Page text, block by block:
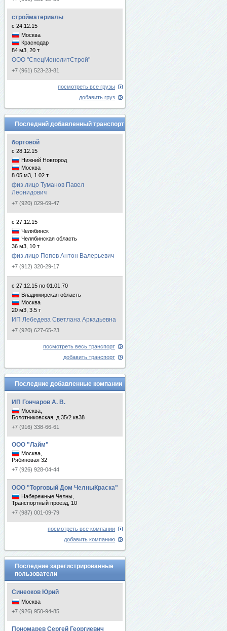
стройматериалы
с 24.12.15
Москва
Краснодар
84 м3, 20 т
ООО "СпецМонолитСтрой"
+7 (961) 523-23-81
посмотреть все грузы
добавить груз
Последний добавленный транспорт
бортовой
с 28.12.15
Нижний Новгород
Москва
8.05 м3, 1.02 т
физ.лицо Туманов Павел
Леонидович
+7 (920) 029-69-47
с 27.12.15
Челябинск
Челябинская область
36 м3, 10 т
физ.лицо Попов Антон Валерьевич
+7 (912) 320-29-17
с 27.12.15 по 01.01.70
Владимирская область
Москва
20 м3, 3.5 т
ИП Лебедева Светлана Аркадьевна
+7 (920) 627-65-23
посмотреть весь транспорт
добавить транспорт
Последние добавленные компании
ИП Гончаров А. В.
Москва,
Болотниковская, д 35/2 кв38
+7 (916) 338-66-61
ООО "Лайм"
Москва,
Рябиновая 32
+7 (926) 928-04-44
ООО "Торговый Дом ЧелныКраска"
Набережные Челны,
Транспортный проезд, 10
+7 (987) 001-09-79
посмотреть все компании
добавить компанию
Последние зарегистрированные
пользователи
Синеоков Юрий
Москва
+7 (926) 950-94-85
Пономарев Сергей Георгиевич